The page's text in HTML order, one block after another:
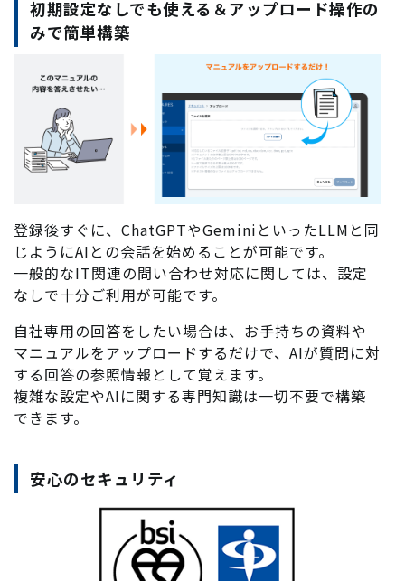
初期設定なしでも使える＆アップロード操作の
みで簡単構築
登録後すぐに、ChatGPTやGeminiといったLLMと同
じようにAIとの会話を始めることが可能です。
一般的なIT関連の問い合わせ対応に関しては、設定
なしで十分ご利用が可能です。
自社専用の回答をしたい場合は、お手持ちの資料や
マニュアルをアップロードするだけで、AIが質問に対
する回答の参照情報として覚えます。
複雑な設定やAIに関する専門知識は一切不要で構築
できます。
安心のセキュリティ